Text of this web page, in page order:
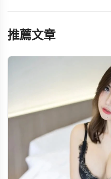
推薦文章